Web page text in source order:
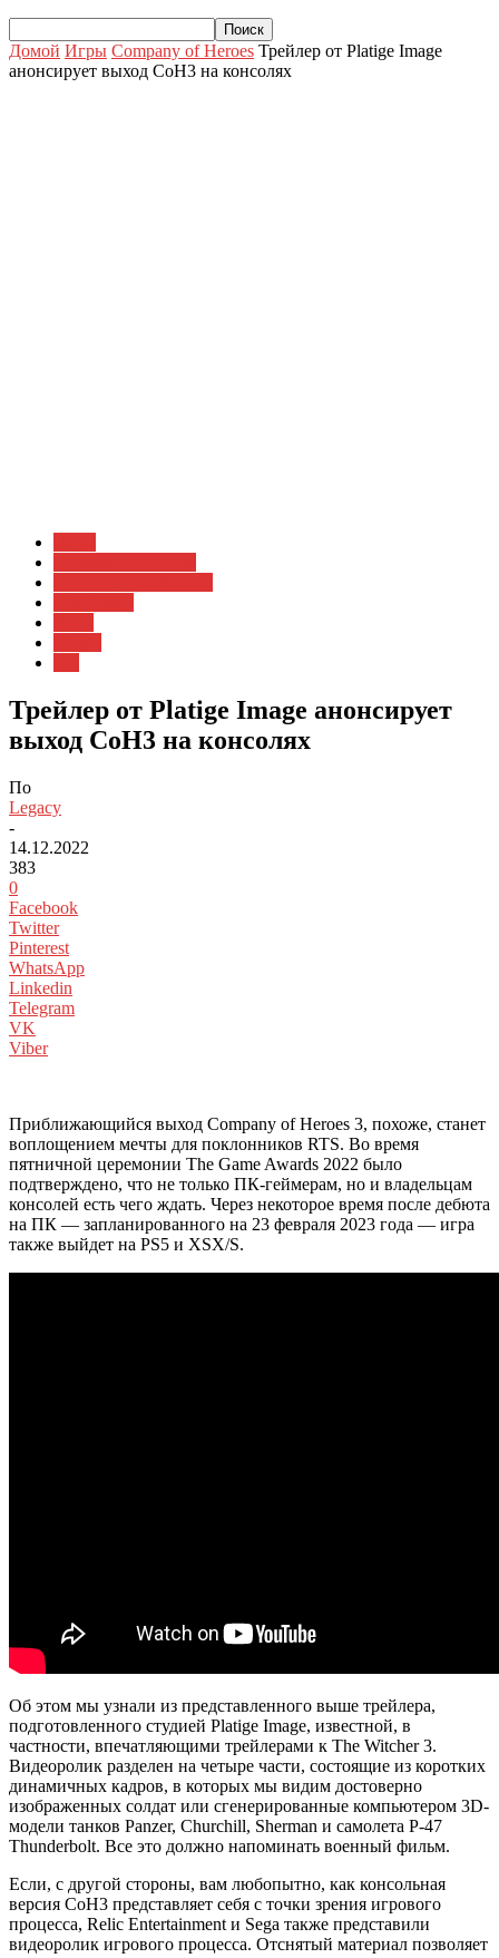
Домой Игры Company of Heroes Трейлер от Platige Image
анонсирует выход CoH3 на консолях
Трейлер от Platige Image анонсирует
выход CoH3 на консолях
По
Legacy
-
14.12.2022
383
0
Facebook
Twitter
Pinterest
WhatsApp
Linkedin
Telegram
VK
Viber
Приближающийся выход Company of Heroes 3, похоже, станет
воплощением мечты для поклонников RTS. Во время
пятничной церемонии The Game Awards 2022 было
подтверждено, что не только ПК-геймерам, но и владельцам
консолей есть чего ждать. Через некоторое время после дебюта
на ПК — запланированного на 23 февраля 2023 года — игра
также выйдет на PS5 и XSX/S.
Об этом мы узнали из представленного выше трейлера,
подготовленного студией Platige Image, известной, в
частности, впечатляющими трейлерами к The Witcher 3.
Видеоролик разделен на четыре части, состоящие из коротких
динамичных кадров, в которых мы видим достоверно
изображенных солдат или сгенерированные компьютером 3D-
модели танков Panzer, Churchill, Sherman и самолета P-47
Thunderbolt. Все это должно напоминать военный фильм.
Если, с другой стороны, вам любопытно, как консольная
версия CoH3 представляет себя с точки зрения игрового
процесса, Relic Entertainment и Sega также представили
видеоролик игрового процесса. Отснятый материал позволяет